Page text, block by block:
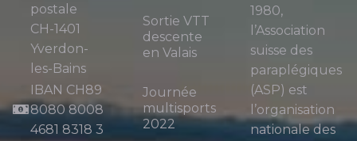
postale
CH-1401
Yverdon-
les-Bains
IBAN CH89
8080 8008
4681 8318 3
Sortie VTT
descente
en Valais
Journée
multisports
2022
1980,
l’Association
suisse des
paraplégiques
(ASP) est
l’organisation
nationale des